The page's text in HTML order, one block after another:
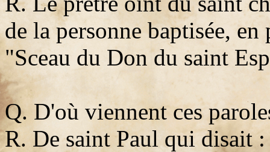
de la personne baptisée,
"Sceau du Don du saint
Q. D'où viennent ces
R. De saint Paul qui disait